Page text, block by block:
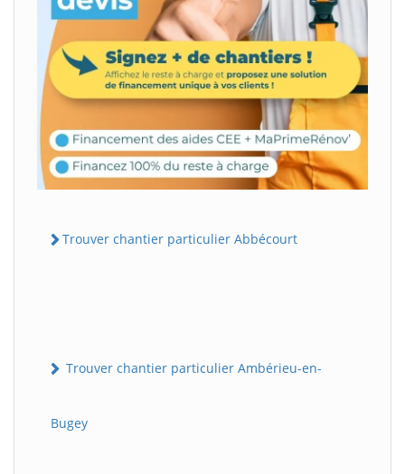
Trouver chantier particulier Abbécourt
Trouver chantier particulier Ambérieu-en-
Bugey